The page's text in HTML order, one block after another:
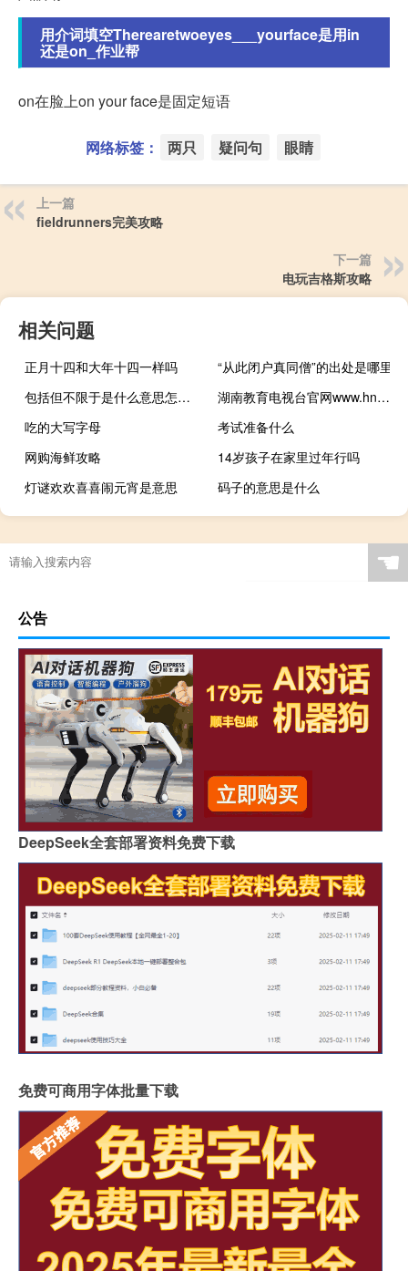
用介词填空Therearetwoeyes___yourface是用in
还是on_作业帮
on在脸上on your face是固定短语
网络标签： 两只 疑问句 眼睛
上一篇
fieldrunners完美攻略
下一篇
电玩吉格斯攻略
相关问题
正月十四和大年十四一样吗
“从此闭户真同僧”的出处是哪里
包括但不限于是什么意思怎么理解（包括但不限于是什么意思）
湖南教育电视台官网www.hnedutv.com为时代育新人（湖南省教育电视台官网）
吃的大写字母
考试准备什么
网购海鲜攻略
14岁孩子在家里过年行吗
灯谜欢欢喜喜闹元宵是意思
码子的意思是什么
☚
公告
DeepSeek全套部署资料免费下载
免费可商用字体批量下载